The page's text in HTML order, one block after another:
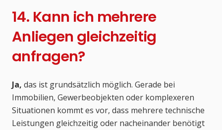
14. Kann ich mehrere
Anliegen gleichzeitig
anfragen?
Ja, das ist grundsätzlich möglich. Gerade bei
Immobilien, Gewerbeobjekten oder komplexeren
Situationen kommt es vor, dass mehrere technische
Leistungen gleichzeitig oder nacheinander benötigt